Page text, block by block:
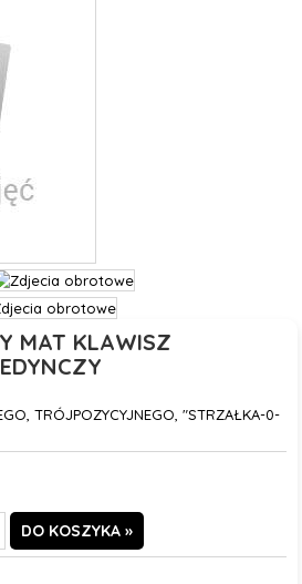
MAT KLAWISZ
TRÓJPOZYCYJNEGO, "STRZAŁKA-0-